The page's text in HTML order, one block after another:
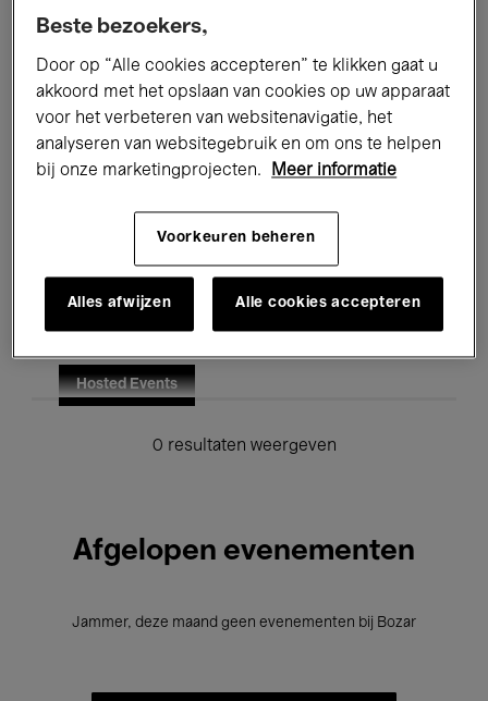
Performances Lezingen & Debatten
Jazz Klassieke Muziek Global Music
Onderwijs Rondleidingen
Hosted Events
0 resultaten weergeven
Afgelopen evenementen
Jammer, deze maand geen evenementen bij Bozar
Beste bezoekers,
Door op “Alle cookies accepteren” te klikken gaat u
akkoord met het opslaan van cookies op uw apparaat
voor het verbeteren van websitenavigatie, het
analyseren van websitegebruik en om ons te helpen
bij onze marketingprojecten.
Meer informatie
Voorkeuren beheren
Alles afwijzen Alle cookies accepteren